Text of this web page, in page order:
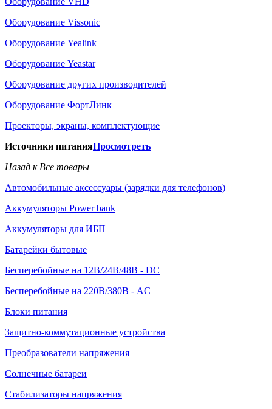
Оборудование Vissonic
Оборудование Yealink
Оборудование Yeastar
Оборудование других производителей
Оборудование ФортЛинк
Проекторы, экраны, комплектующие
Источники питанияПросмотреть
Назад к Все товары
Автомобильные аксессуары (зарядки для телефонов)
Аккумуляторы Power bank
Аккумуляторы для ИБП
Батарейки бытовые
Бесперебойные на 12В/24В/48В - DC
Бесперебойные на 220В/380В - AC
Блоки питания
Защитно-коммутационные устройства
Преобразователи напряжения
Солнечные батареи
Стабилизаторы напряжения